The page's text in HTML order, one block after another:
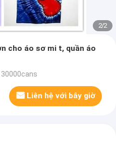
2/2
cho áo sơ mi t, quần áo
30000cans
Liên hệ với bây giờ